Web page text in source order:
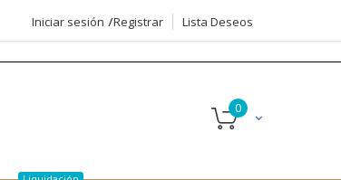
Iniciar sesión Registrar
Lista Deseos